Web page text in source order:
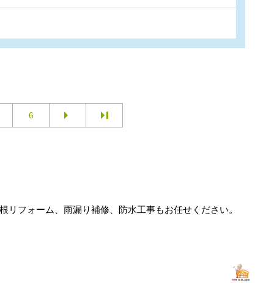
6
フォーム、雨漏り補修、防水工事もお任せください。